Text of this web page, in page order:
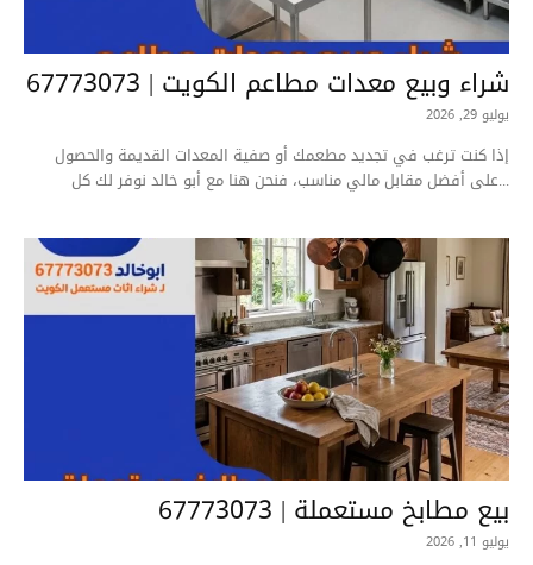
شراء وبيع معدات مطاعم الكويت | 67773073
يوليو 29, 2026
إذا كنت ترغب في تجديد مطعمك أو صفية المعدات القديمة والحصول
على أفضل مقابل مالي مناسب، فنحن هنا مع أبو خالد نوفر لك كل...
بيع مطابخ مستعملة | 67773073
يوليو 11, 2026